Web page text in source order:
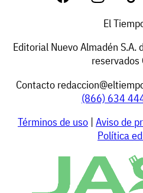
El
Editorial Nuevo Almadén S.A.
Contacto
(866) 634
Términos de uso | Aviso de
Política